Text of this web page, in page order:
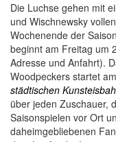
Die Luchse gehen mit
und Wischnewsky
Wochenende der
beginnt am Freitag um
Adresse und Anfahrt).
Woodpeckers startet
städtischen
über jeden Zuschauer,
Saisonspielen vor Ort
daheimgebliebenen